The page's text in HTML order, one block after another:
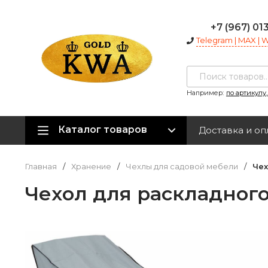
+7 (967)
Telegram | MAX |
Например: по
Каталог товаров Доставка и
Главная / Хранение / Чехлы для садовой мебели /
Чехол для